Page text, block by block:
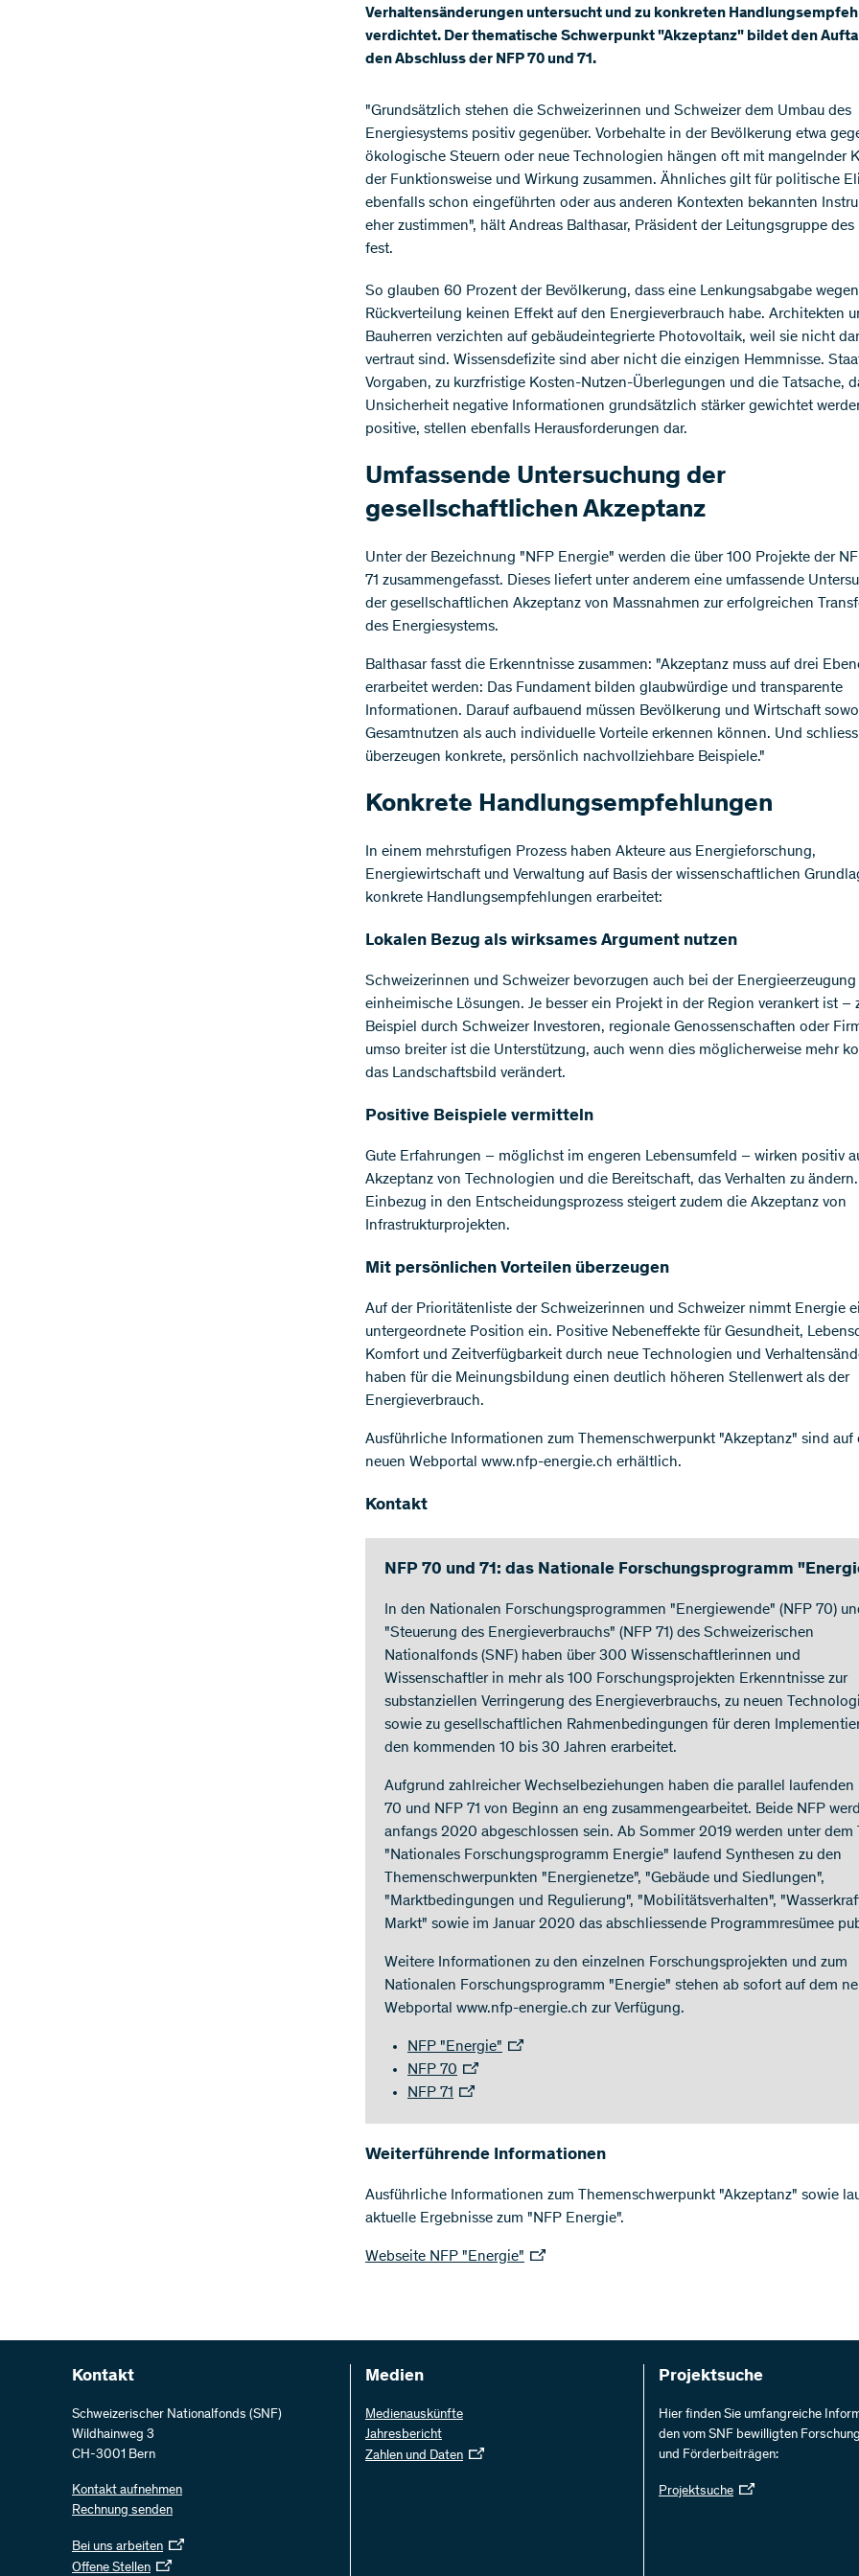
Verhaltensänderungen untersucht und zu konkreten
verdichtet. Der thematische Schwerpunkt "Akzeptanz" bildet den
den Abschluss der NFP 70 und 71.
"Grundsätzlich stehen die Schweizerinnen und Schweizer dem Umbau des
Energiesystems positiv gegenüber. Vorbehalte in der Bevölkerung etwa
ökologische Steuern oder neue Technologien hängen oft mit mangelnder
der Funktionsweise und Wirkung zusammen. Ähnliches gilt für politische
ebenfalls schon eingeführten oder aus anderen Kontexten bekannten
eher zustimmen", hält Andreas Balthasar, Präsident der Leitungsgruppe des
fest.
So glauben 60 Prozent der Bevölkerung, dass eine Lenkungsabgabe
Rückverteilung keinen Effekt auf den Energieverbrauch habe. Architekten
Bauherren verzichten auf gebäudeintegrierte Photovoltaik, weil sie nicht
vertraut sind. Wissensdefizite sind aber nicht die einzigen Hemmnisse.
Vorgaben, zu kurzfristige Kosten-Nutzen-Überlegungen und die Tatsache,
Unsicherheit negative Informationen grundsätzlich stärker gewichtet
positive, stellen ebenfalls Herausforderungen dar.
Umfassende Untersuchung der
gesellschaftlichen Akzeptanz
Unter der Bezeichnung "NFP Energie" werden die über 100 Projekte der
71 zusammengefasst. Dieses liefert unter anderem eine umfassende
der gesellschaftlichen Akzeptanz von Massnahmen zur erfolgreichen
des Energiesystems.
Balthasar fasst die Erkenntnisse zusammen: "Akzeptanz muss auf drei
erarbeitet werden: Das Fundament bilden glaubwürdige und transparente
Informationen. Darauf aufbauend müssen Bevölkerung und Wirtschaft
Gesamtnutzen als auch individuelle Vorteile erkennen können. Und
überzeugen konkrete, persönlich nachvollziehbare Beispiele."
Konkrete Handlungsempfehlungen
In einem mehrstufigen Prozess haben Akteure aus Energieforschung,
Energiewirtschaft und Verwaltung auf Basis der wissenschaftlichen
konkrete Handlungsempfehlungen erarbeitet:
Lokalen Bezug als wirksames Argument nutzen
Schweizerinnen und Schweizer bevorzugen auch bei der Energieerzeugung
einheimische Lösungen. Je besser ein Projekt in der Region verankert ist –
Beispiel durch Schweizer Investoren, regionale Genossenschaften oder
umso breiter ist die Unterstützung, auch wenn dies möglicherweise mehr
das Landschaftsbild verändert.
Positive Beispiele vermitteln
Gute Erfahrungen – möglichst im engeren Lebensumfeld – wirken positiv
Akzeptanz von Technologien und die Bereitschaft, das Verhalten zu
Einbezug in den Entscheidungsprozess steigert zudem die Akzeptanz von
Infrastrukturprojekten.
Mit persönlichen Vorteilen überzeugen
Auf der Prioritätenliste der Schweizerinnen und Schweizer nimmt Energie
untergeordnete Position ein. Positive Nebeneffekte für Gesundheit,
Komfort und Zeitverfügbarkeit durch neue Technologien und
haben für die Meinungsbildung einen deutlich höheren Stellenwert als der
Energieverbrauch.
Ausführliche Informationen zum Themenschwerpunkt "Akzeptanz" sind auf
neuen Webportal www.nfp-energie.ch erhältlich.
Kontakt
NFP 70 und 71: das Nationale Forschungsprogramm
In den Nationalen Forschungsprogrammen "Energiewende" (NFP 70)
"Steuerung des Energieverbrauchs" (NFP 71) des Schweizerischen
Nationalfonds (SNF) haben über 300 Wissenschaftlerinnen und
Wissenschaftler in mehr als 100 Forschungsprojekten Erkenntnisse zur
substanziellen Verringerung des Energieverbrauchs, zu neuen
sowie zu gesellschaftlichen Rahmenbedingungen für deren
den kommenden 10 bis 30 Jahren erarbeitet.
Aufgrund zahlreicher Wechselbeziehungen haben die parallel laufenden
70 und NFP 71 von Beginn an eng zusammengearbeitet. Beide NFP
anfangs 2020 abgeschlossen sein. Ab Sommer 2019 werden unter dem
"Nationales Forschungsprogramm Energie" laufend Synthesen zu den
Themenschwerpunkten "Energienetze", "Gebäude und Siedlungen",
"Marktbedingungen und Regulierung", "Mobilitätsverhalten",
Markt" sowie im Januar 2020 das abschliessende Programmresümee
Weitere Informationen zu den einzelnen Forschungsprojekten und zum
Nationalen Forschungsprogramm "Energie" stehen ab sofort auf dem
Webportal www.nfp-energie.ch zur Verfügung.
NFP "Energie"
NFP 70
NFP 71
Weiterführende Informationen
Ausführliche Informationen zum Themenschwerpunkt "Akzeptanz" sowie
aktuelle Ergebnisse zum "NFP Energie".
Webseite NFP "Energie"
Kontakt
Schweizerischer Nationalfonds (SNF)
Wildhainweg 3
CH-3001 Bern
Kontakt aufnehmen
Rechnung senden
Bei uns arbeiten
Offene Stellen
Medien
Medienauskünfte
Jahresbericht
Zahlen und Daten
Projektsuche
Hier finden Sie umfangreiche
den vom SNF bewilligten
und Förderbeiträgen:
Projektsuche